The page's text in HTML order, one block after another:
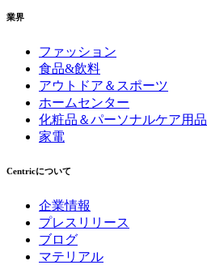
業界
ファッション
食品&飲料
アウトドア＆スポーツ
ホームセンター
化粧品＆パーソナルケア用品
家電
Centricについて
企業情報
プレスリリース
ブログ
マテリアル